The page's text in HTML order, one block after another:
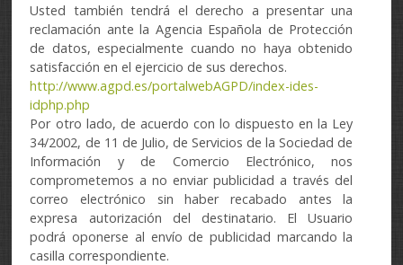
Usted también tendrá el derecho a presentar una
reclamación ante la Agencia Española de Protección
de datos, especialmente cuando no haya obtenido
satisfacción en el ejercicio de sus derechos.
http://www.agpd.es/portalwebAGPD/index-ides-
idphp.php
Por otro lado, de acuerdo con lo dispuesto en la Ley
34/2002, de 11 de Julio, de Servicios de la Sociedad de
Información y de Comercio Electrónico, nos
comprometemos a no enviar publicidad a través del
correo electrónico sin haber recabado antes la
expresa autorización del destinatario. El Usuario
podrá oponerse al envío de publicidad marcando la
casilla correspondiente.